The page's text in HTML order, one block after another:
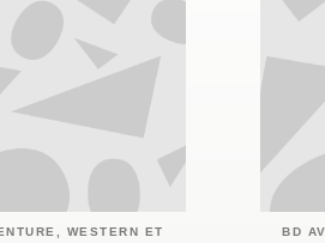
WESTERN ET
BD